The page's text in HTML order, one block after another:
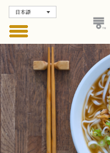
日本語